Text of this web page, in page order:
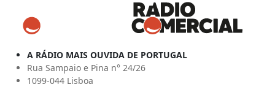
A RÁDIO MAIS OUVIDA DE PORTUGAL
Rua Sampaio e Pina n° 24/26
1099-044 Lisboa